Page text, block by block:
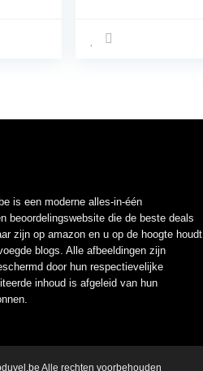
is een moderne alles-in-één
beoordelingswebsite die de beste deals
zijn op amazon en u op de hoogte houdt
blogs. Alle afbeeldingen zijn
door hun respectievelijke
inhoud is afgeleid van hun
Alle rechten voorbehouden